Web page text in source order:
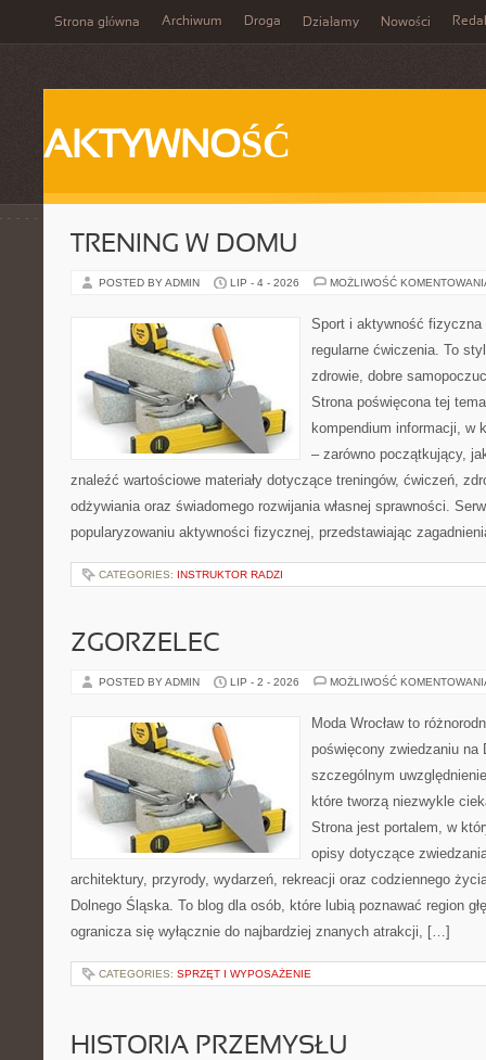
Strona główna Archiwum Droga Działamy Nowości
AKTYWNOŚĆ
TRENING W DOMU
POSTED BY ADMIN LIP - 4 - 2026 MOŻLIWOŚĆ
Sport i aktywność
regularne ćwiczenia. To
zdrowie, dobre
Strona poświęcona tej
kompendium informacji, w
– zarówno początkujący,
znaleźć wartościowe materiały dotyczące treningów, ćwiczeń,
odżywiania oraz świadomego rozwijania własnej sprawności.
popularyzowaniu aktywności fizycznej, przedstawiając
CATEGORIES: INSTRUKTOR RADZI
ZGORZELEC
POSTED BY ADMIN LIP - 2 - 2026 MOŻLIWOŚĆ
Moda Wrocław to
poświęcony zwiedzaniu na
szczególnym
które tworzą niezwykle
Strona jest portalem, w
opisy dotyczące
architektury, przyrody, wydarzeń, rekreacji oraz codziennego
Dolnego Śląska. To blog dla osób, które lubią poznawać region
ogranicza się wyłącznie do najbardziej znanych atrakcji, […]
CATEGORIES: SPRZĘT I WYPOSAŻENIE
HISTORIA PRZEMYSŁU